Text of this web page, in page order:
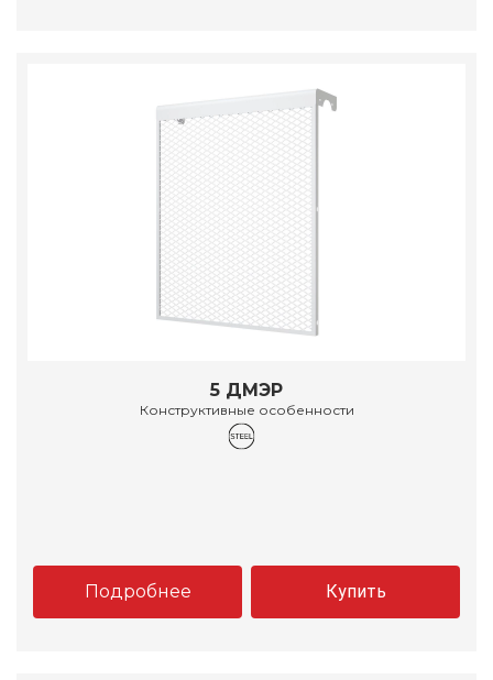
5 ДМЭР
Конструктивные особенности
Подробнее Купить